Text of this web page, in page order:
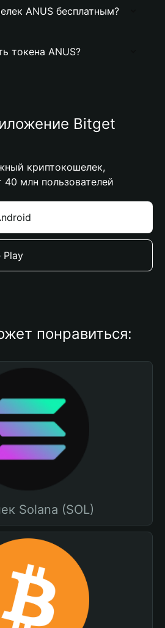
ANUS бесплатным?
токена ANUS?
Bitget
криптокошелек,
млн пользователей
Play
понравиться:
Solana (SOL)